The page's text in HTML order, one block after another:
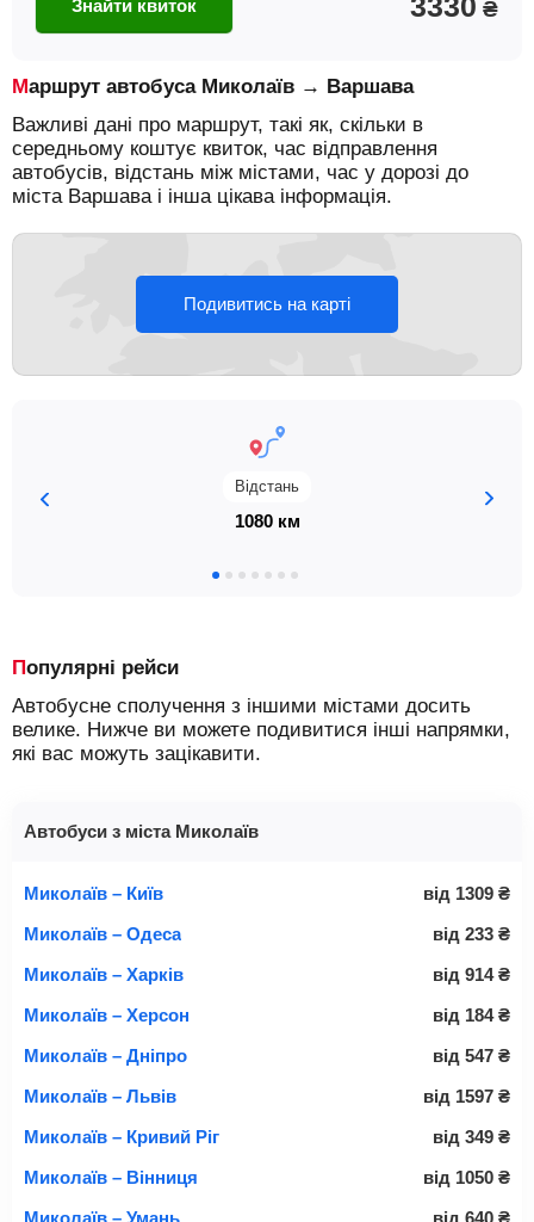
Знайти квиток ₴
Маршрут автобуса Миколаїв → Варшава
Важливі дані про маршрут, такі як, скільки в
середньому коштує квиток, час відправлення
автобусів, відстань між містами, час у дорозі до
міста Варшава і інша цікава інформація.
Подивитись на карті
Відстань
1080 км
Популярні рейси
Автобусне сполучення з іншими містами досить
велике. Нижче ви можете подивитися інші напрямки,
які вас можуть зацікавити.
Автобуси з міста Миколаїв
Миколаїв – Київ від 1309 ₴
Миколаїв – Одеса
від 233 ₴
Миколаїв – Харків
від 914 ₴
Миколаїв – Херсон
від 184 ₴
Миколаїв – Дніпро
від 547 ₴
Миколаїв – Львів
від 1597 ₴
Миколаїв – Кривий Ріг
від 349 ₴
Миколаїв – Вінниця
від 1050 ₴
Миколаїв – Умань
від 640 ₴